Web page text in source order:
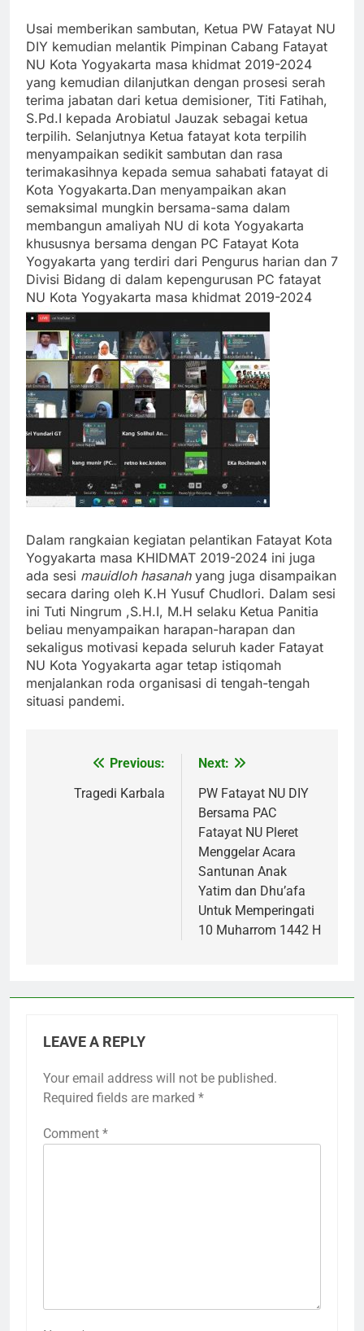
Usai memberikan sambutan, Ketua PW Fatayat NU
DIY kemudian melantik Pimpinan Cabang Fatayat
NU Kota Yogyakarta masa khidmat 2019-2024
yang kemudian dilanjutkan dengan prosesi serah
terima jabatan dari ketua demisioner, Titi Fatihah,
S.Pd.I kepada Arobiatul Jauzak sebagai ketua
terpilih. Selanjutnya Ketua fatayat kota terpilih
menyampaikan sedikit sambutan dan rasa
terimakasihnya kepada semua sahabati fatayat di
Kota Yogyakarta.Dan menyampaikan akan
semaksimal mungkin bersama-sama dalam
membangun amaliyah NU di kota Yogyakarta
khususnya bersama dengan PC Fatayat Kota
Yogyakarta yang terdiri dari Pengurus harian dan 7
Divisi Bidang di dalam kepengurusan PC fatayat
NU Kota Yogyakarta masa khidmat 2019-2024
Dalam rangkaian kegiatan pelantikan Fatayat Kota
Yogyakarta masa KHIDMAT 2019-2024 ini juga
ada sesi mauidloh hasanahyang juga disampaikan
secara daring oleh K.H Yusuf Chudlori. Dalam sesi
ini Tuti Ningrum ,S.H.I, M.H selaku Ketua Panitia
beliau menyampaikan harapan-harapan dan
sekaligus motivasi kepada seluruh kader Fatayat
NU Kota Yogyakarta agar tetap istiqomah
menjalankan roda organisasi di tengah-tengah
situasi pandemi.
navigation
Previous:
Tragedi Karbala
Next:
PW Fatayat NU DIY
Bersama PAC
Fatayat NU Pleret
Menggelar Acara
Santunan Anak
Yatim dan Dhu’afa
Untuk Memperingati
10 Muharrom 1442 H
LEAVE A REPLY
Your email address will not be published.
Required fields are marked *
Comment *